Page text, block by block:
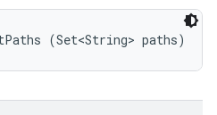
(Set<String> paths)